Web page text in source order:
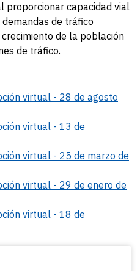
proporcionar capacidad vial
de tráfico
de la población
de tráfico.
virtual - 28 de agosto
virtual - 13 de
virtual - 25 de marzo de
virtual - 29 de enero de
virtual - 18 de